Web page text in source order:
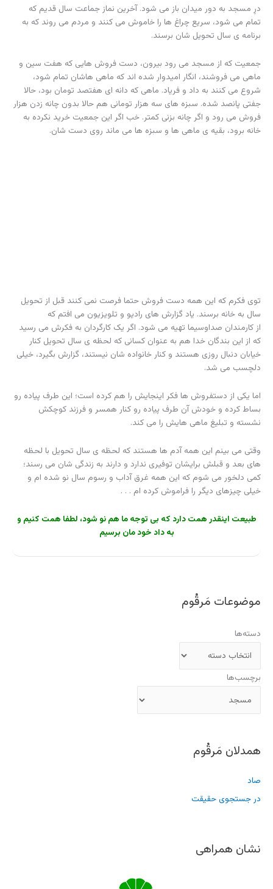
درِ مسجد به دور میدان باز می شود. آخرین نماز جماعت سال قدیم که
تمام می شود، سریع چراغ ها را خاموش می کنند و مردم می روند که به
برنامه ی سال تحویل شان برسند.
جمعیت که از مسجد می رود بیرون، دست فروش هایی که هفت سین و
ماهی می فروشند، انگار امیدوار شده اند که ماهی هاشان تمام شود،
شروع می کنند به داد و فریاد. ماهی که دانه ای هفتصد تومان بود، حالا
جفتی پانصد شده. سبزه های سه هزار تومانی هم حالا بدون چانه زدن هزار
فروش می رود و اگر چانه بزنی کمتر. خب اگر این جمعیت خرید نکرده به
خانه برود، بقیه ی ماهی ها و سبزه ها می ماند روی دست شان.
بساط کرده و خودش آن طرف پیاده رو کنار همسر و فرزند کوچکش
نشسته و تبلیغ ماهی هایش را می کند.
وقتی می بینم این همه آدم ها هستند که لحظه ی سال تحویل با لحظه
های بعد و قبلش برایشان توفیری ندارد و دارند به زندگی شان می رسند؛
کمی دلخور می شوم که این همه غرق آداب و رسوم سال نو شده ام و
خیلی چیزهای دیگر را فراموش کرده ام . . .
طبیعت اینقدر همت دارد که بی توجه ما هم نو شود، لطفا همت کنیم و
به داد خود مان برسیم
موضوعات مَرقُوم
دسته‌ها
همدلان مَرقُوم
صاد
در جستجوی حقیقت